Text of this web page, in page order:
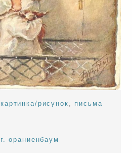
картинка/рисунок
письма
г. ораниенбаум